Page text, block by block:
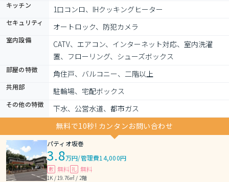
キッチン 1口コンロ、IHクッキングヒーター
セキュリティ オートロック、防犯カメラ
室内設備
CATV、エアコン、インターネット対応、室内洗濯
置、フローリング、シューズボックス
部屋の特徴 角住戸、バルコニー、二階以上
共用部 駐輪場、宅配ボックス
その他の特徴
下水、公営水道、都市ガス
無料で10秒! カンタンお問い合わせ
パティオ坂巻
3.8万円/管理費14,000円
敷 無料 礼 無料
1K / 19.76㎡ / 2階